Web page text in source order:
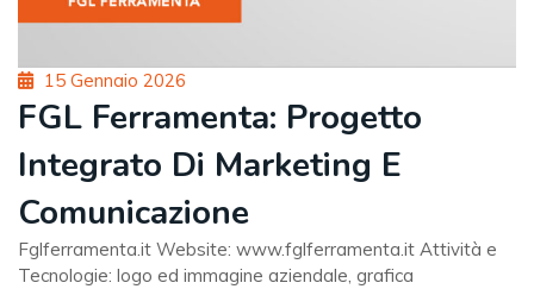
Posted
on
15 Gennaio 2026
FGL Ferramenta: Progetto
Integrato Di Marketing E
Comunicazione
Fglferramenta.it Website: www.fglferramenta.it Attività e
Tecnologie: logo ed immagine aziendale, grafica